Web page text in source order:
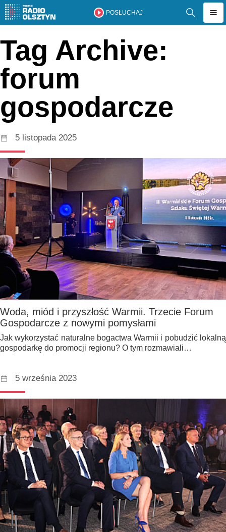
POSŁUCHAJ
Tag Archive:
forum
gospodarcze
5 listopada 2025
Woda, miód i przyszłość Warmii. Trzecie Forum
Gospodarcze z nowymi pomysłami
Jak wykorzystać naturalne bogactwa Warmii i pobudzić lokalną
gospodarkę do promocji regionu? O tym rozmawiali…
5 września 2023